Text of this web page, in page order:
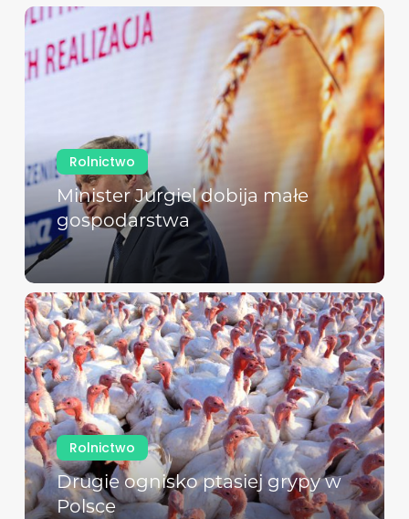
Rolnictwo
Minister Jurgiel dobija małe
gospodarstwa
Rolnictwo
Drugie ognisko ptasiej grypy w
Polsce